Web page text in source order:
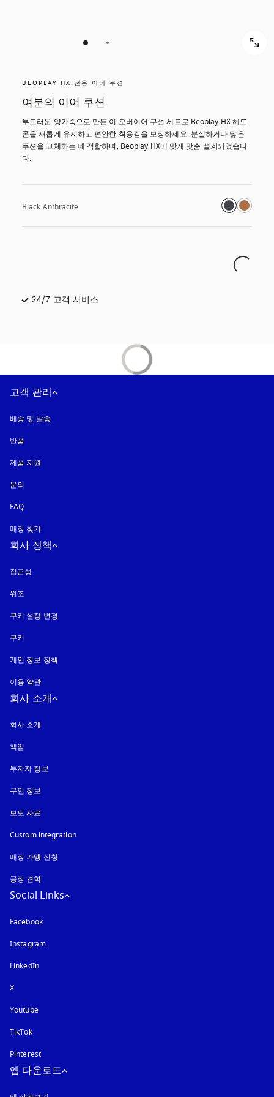
BEOPLAY HX 전용 이어 쿠션
여분의 이어 쿠션
부드러운 양가죽으로 만든 이 오버이어 쿠션 세트로 Beoplay HX 헤드
폰을 새롭게 유지하고 편안한 착용감을 보장하세요. 분실하거나 닳은
쿠션을 교체하는 데 적합하며, Beoplay HX에 맞게 맞춤 설계되었습니
다.
Black Anthracite
24/7 고객 서비스
고객 관리
배송 및 발송
반품
제품 지원
문의
FAQ
매장 찾기
회사 정책
접근성
위조
쿠키 설정 변경
쿠키
개인 정보 정책
이용 약관
회사 소개
회사 소개
책임
투자자 정보
구인 정보
보도 자료
Custom integration
매장 가맹 신청
공장 견학
Social Links
Facebook
Instagram새 탭에서 열림
LinkedIn
X
Youtube새 탭에서 열림
TikTok
Pinterest
앱 다운로드